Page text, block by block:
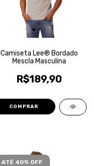
Camiseta Lee® Bordado
Mescla Masculina
R$189,90
COMPRAR
ATÉ 40% OFF